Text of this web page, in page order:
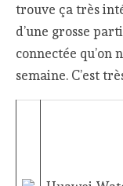
trouve ça très
d’une grosse
connectée qu’on
semaine. C’est